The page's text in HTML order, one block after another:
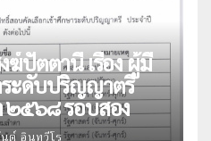
ฆ์ปัตตานี เรื่อง ผู้มี
ะดับปริญญาตรี
๒๕๖๘ รอบสอง
ต์ อินฺทวีโร